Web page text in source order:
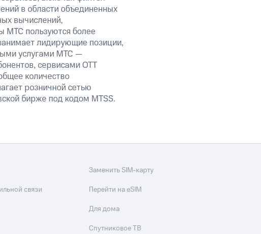
в области объединенных
вычислений,
МТС пользуются более
лидирующие позиции,
услугами МТС —
сервисами OTT
количество
розничной сетью
бирже под кодом MTSS.
связи
Заменить SIM-карту
Перейти на eSIM
Для дома
Спутниковое ТВ